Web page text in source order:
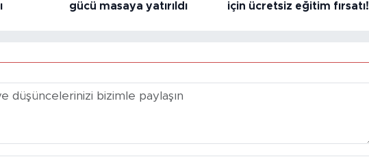
gücü masaya yatırıldı
için ücretsiz eğitim fırsatı!